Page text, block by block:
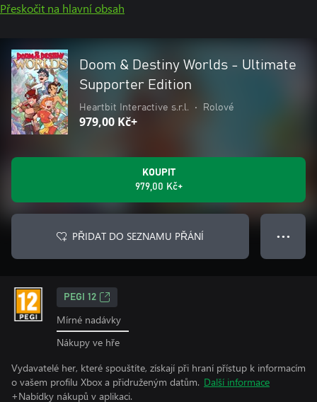
Přeskočit na hlavní obsah
Doom & Destiny Worlds - Ultimate
Supporter Edition
Heartbit Interactive s.r.l. • Rolové
979,00 Kč+
KOUPIT
979,00 Kč+
PŘIDAT DO SEZNAMU PŘÁNÍ ● ● ●
PEGI 12
Mírné nadávky
Nákupy ve hře
Vydavatelé her, které spouštíte, získají při hraní přístup k informacím
o vašem profilu Xbox a přidruženým datům. Další informace
+Nabídky nákupů v aplikaci.